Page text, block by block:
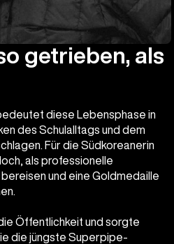
getrieben, als
diese Lebensphase in
des Schulalltags und dem
Für die Südkoreanerin
als professionelle
und eine Goldmedaille
Öffentlichkeit und sorgte
die jüngste Superpipe-